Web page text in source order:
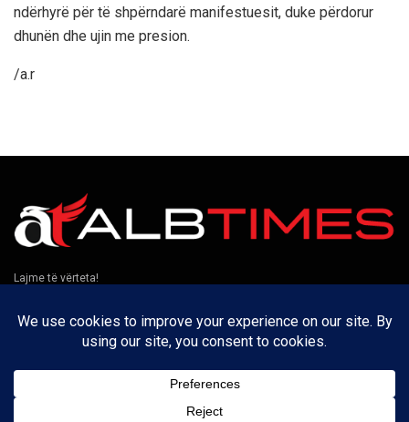
ndërhyrë për të shpërndarë manifestuesit, duke përdorur
dhunën dhe ujin me presion.
/a.r
Lajme të vërteta!
Të tjera
Kontakt Puno me ne Privatësia
Na ndiqni